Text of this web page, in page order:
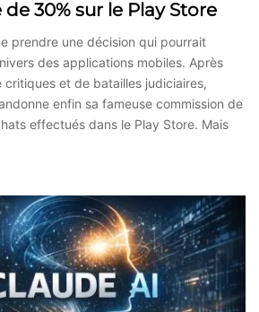
30% sur le Play Store
prendre une décision qui pourrait
des applications mobiles. Après
critiques et de batailles judiciaires,
enfin sa fameuse commission de
effectués dans le Play Store. Mais